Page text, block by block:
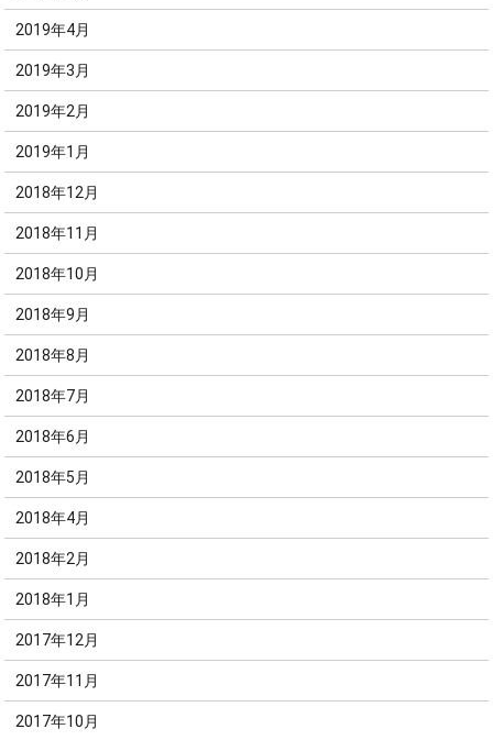
2019年4月
2019年3月
2019年2月
2019年1月
2018年12月
2018年11月
2018年10月
2018年9月
2018年8月
2018年7月
2018年6月
2018年5月
2018年4月
2018年2月
2018年1月
2017年12月
2017年11月
2017年10月